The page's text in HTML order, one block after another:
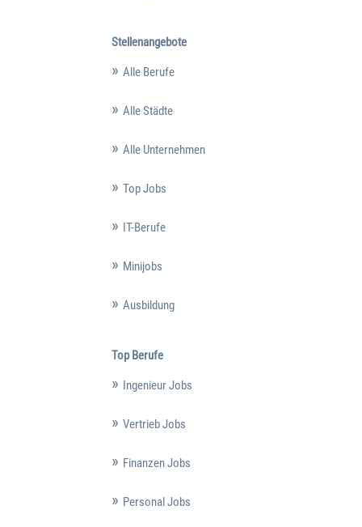
Stellenangebote
Alle Berufe
Alle Städte
Alle Unternehmen
Top Jobs
IT-Berufe
Minijobs
Ausbildung
Top Berufe
Ingenieur Jobs
Vertrieb Jobs
Finanzen Jobs
Personal Jobs